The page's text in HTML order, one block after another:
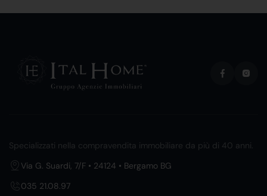
Specializzati nella compravendita immobiliare da più di 40 anni.
Via G. Suardi, 7/F • 24124 • Bergamo BG
035 21.08.97